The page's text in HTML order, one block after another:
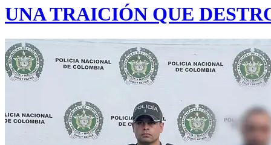
UNA TRAICIÓN QUE